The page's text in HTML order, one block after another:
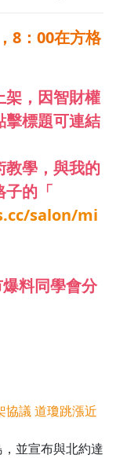
8：00在方格
， 因智財權
擊標題可連結
學，與我的
子的「
salon/mi
料同學會分
協議 道瓊跳漲近
並宣布與北約達